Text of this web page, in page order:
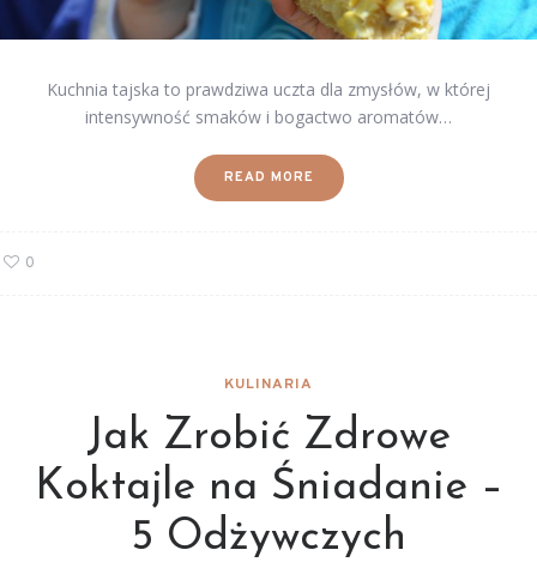
Kuchnia tajska to prawdziwa uczta dla zmysłów, w której
intensywność smaków i bogactwo aromatów…
READ MORE
0
KULINARIA
Jak Zrobić Zdrowe
Koktajle na Śniadanie –
5 Odżywczych